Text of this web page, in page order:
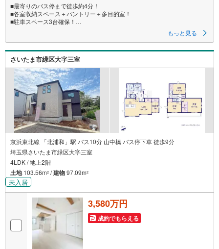
■最寄りのバス停まで徒歩約4分！
■各室収納スペース＋パントリー＋多目的室！
■駐車スペース3台確保！
仙台市を中心に宮城県内の多数店舗で展開中！
こちらでは当社の強みを大きく2つに分けてご紹介！
1.
＜豊富な不動産知識＞
戸建・マンション・土地…と種別を問わず不動産を取り扱っております。
さらに教育施設や商業施設、子育て環境や行政などの地域情報を総合し、
お客様により良い物件選びをしていただけるよう、しっかりとサポートさ
せていただきます。
＜経験豊富なスタッフ＞
当社では【購入】【売却】【引っ越し】【リフォーム】など住宅に関する
様々なご相談はもちろん、
ご購入時に気になる住宅ローンや各種税金についても、誠心誠意ご説明さ
せていただきます。
各店舗ではキッズスペースも完備！お子様連れのご家族皆様で、ぜひお越
しください。
営業時間:10:00～18:00（定休日:火・水曜日 ※店舗により変動あり）
現地のご案内も可能ですので、どうぞお気軽にお問い合わせください！
もっと見る
さいたま市緑区大字三室
京浜東北線 「北浦和」駅 バス10分 山中橋 バス停下車 徒歩9分
埼玉県さいたま市緑区大字三室
4LDK / 地上2階
土地103.56m2 /建物97.09m2
未入居
3,580万円
成約でもらえる